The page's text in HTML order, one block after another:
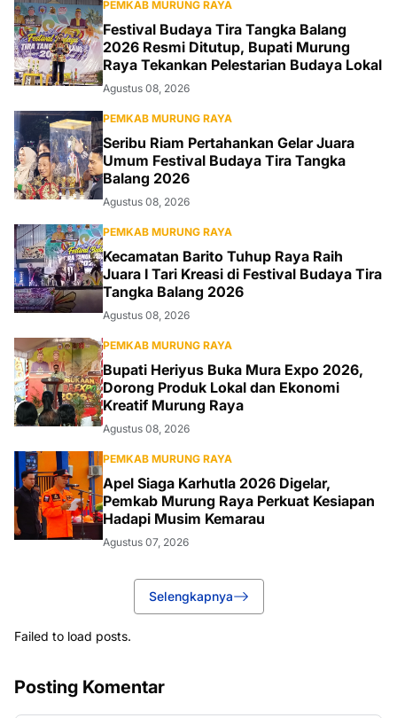
PEMKAB MURUNG RAYA
Festival Budaya Tira Tangka Balang
2026 Resmi Ditutup, Bupati Murung
Raya Tekankan Pelestarian Budaya Lokal
Agustus 08, 2026
PEMKAB MURUNG RAYA
Seribu Riam Pertahankan Gelar Juara
Umum Festival Budaya Tira Tangka
Balang 2026
Agustus 08, 2026
PEMKAB MURUNG RAYA
Kecamatan Barito Tuhup Raya Raih
Juara I Tari Kreasi di Festival Budaya Tira
Tangka Balang 2026
Agustus 08, 2026
PEMKAB MURUNG RAYA
Bupati Heriyus Buka Mura Expo 2026,
Dorong Produk Lokal dan Ekonomi
Kreatif Murung Raya
Agustus 08, 2026
PEMKAB MURUNG RAYA
Apel Siaga Karhutla 2026 Digelar,
Pemkab Murung Raya Perkuat Kesiapan
Hadapi Musim Kemarau
Agustus 07, 2026
Selengkapnya
Failed to load posts.
Posting Komentar